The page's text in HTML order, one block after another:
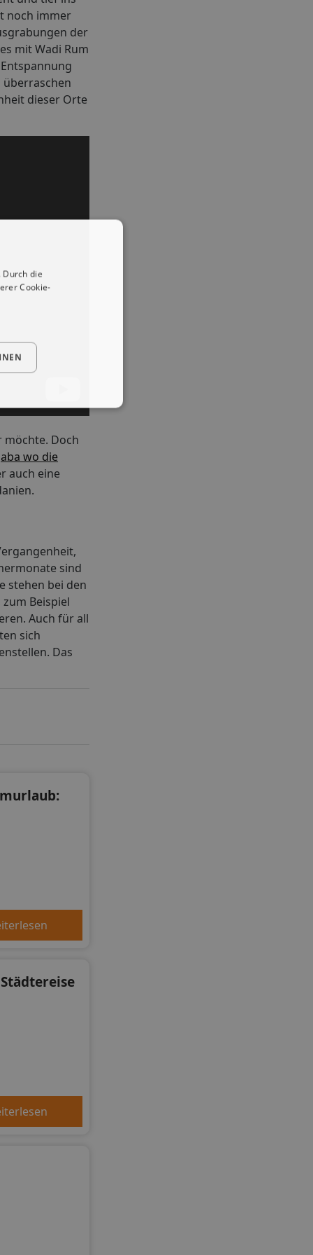
noch immer
der
mit Wadi Rum
überraschen
dieser Orte
möchte. Doch
wo die
auch eine
sind
stehen bei den
Beispiel
Auch für all
sich
Das
die
Cookie-